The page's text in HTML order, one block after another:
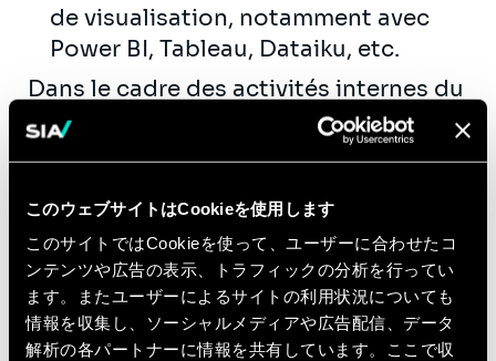
このウェブサイトはCookieを使用します
このサイトではCookieを使って、ユーザーに合わせたコ
ンテンツや広告の表示、トラフィックの分析を行ってい
ます。またユーザーによるサイトの利用状況についても
情報を収集し、ソーシャルメディアや広告配信、データ
解析の各パートナーに情報を共有しています。ここで収
de visualisation, notamment avec
Power BI, Tableau, Dataiku, etc.
Dans le cadre des activités internes du
cabinet, votre participation s’articule
renforcement de notre activité au
travers de formations, de groupes
de travail, de diffusion de support
internes et externes...
La contribution au rayonnement du